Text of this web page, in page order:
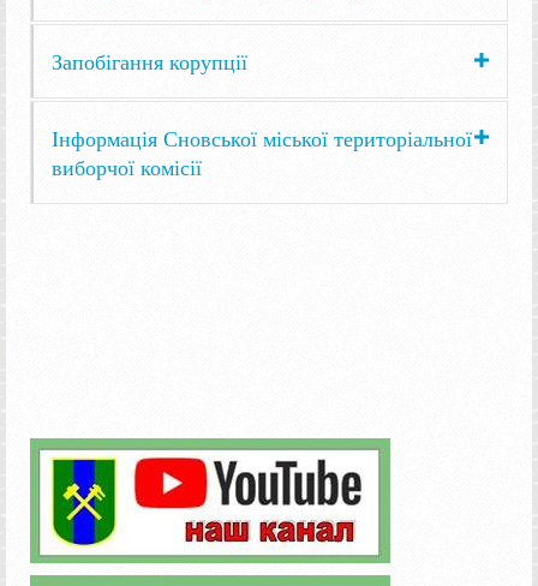
Запобігання корупції
Інформація Сновської міської територіальної
виборчої комісії